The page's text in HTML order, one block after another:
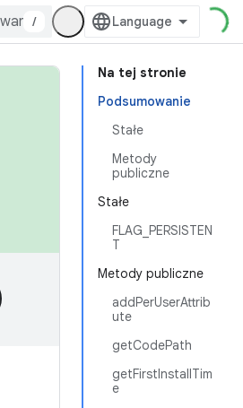
/
Na tej stronie
Podsumowanie
Stałe
Metody
publiczne
Stałe
FLAG_PERSISTEN
T
Metody publiczne
addPerUserAttrib
ute
getCodePath
getFirstInstallTim
e